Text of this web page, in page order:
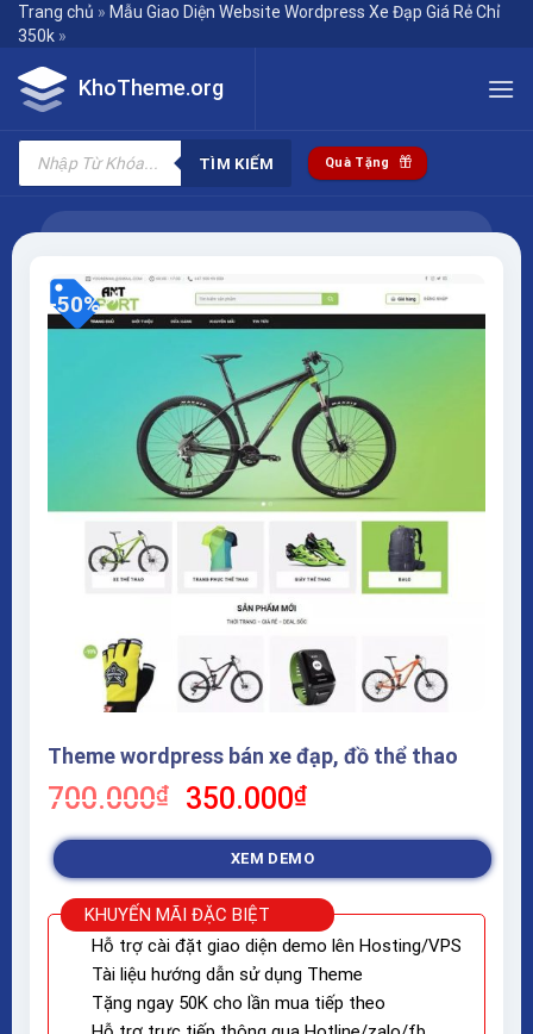
Skip
content
Trang chủ » Mẫu Giao Diện Website Wordpress Xe Đạp Giá Rẻ Chỉ
350k »
KhoTheme.org
Tìm
kiếm
phẩm
TÌM KIẾM Quà Tặng
-50%
Theme wordpress bán xe đạp, đồ thể thao
700.000₫
Giá
700.000₫.
350.000₫Giá
tại
là:
350.000₫.
XEM DEMO
KHUYẾN MÃI ĐẶC BIỆT
Hỗ trợ cài đặt giao diện demo lên Hosting/VPS
Tài liệu hướng dẫn sử dụng Theme
Tặng ngay 50K cho lần mua tiếp theo